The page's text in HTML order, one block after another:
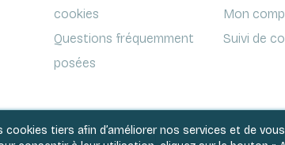
cookies
Questions fréquemment
posées
Mon
Suivi de
tiers afin d’améliorer nos services et de